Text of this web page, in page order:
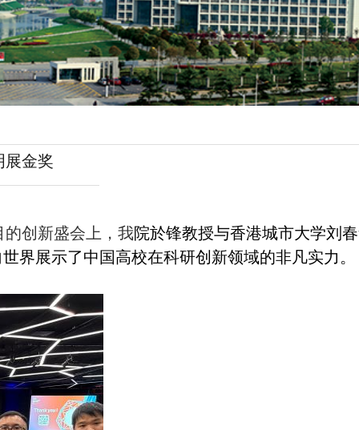
展金奖
的创新盛会上，我院於锋教授与香港城市大学刘
界展示了中国高校在科研创新领域的非凡实力。